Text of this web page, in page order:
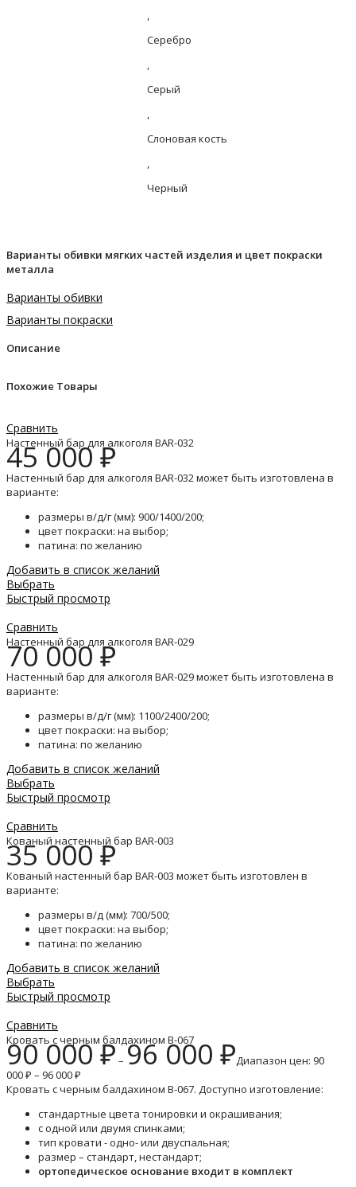
,
Серебро
,
Серый
,
Слоновая кость
,
Черный
Варианты обивки мягких частей изделия и цвет покраски
металла
Варианты обивки
Варианты покраски
Описание
Похожие Товары
Сравнить
Настенный бар для алкоголя BAR-032
45 000₽
Настенный бар для алкоголя BAR-032 может быть изготовлена в
варианте:
размеры в/д/г (мм): 900/1400/200;
цвет покраски: на выбор;
патина: по желанию
Добавить в список желаний
Выбрать
Быстрый просмотр
Сравнить
Настенный бар для алкоголя BAR-029
70 000₽
Настенный бар для алкоголя BAR-029 может быть изготовлена в
варианте:
размеры в/д/г (мм): 1100/2400/200;
цвет покраски: на выбор;
патина: по желанию
Добавить в список желаний
Выбрать
Быстрый просмотр
Сравнить
Кованый настенный бар BAR-003
35 000₽
Кованый настенный бар BAR-003 может быть изготовлен в
варианте:
размеры в/д (мм): 700/500;
цвет покраски: на выбор;
патина: по желанию
Добавить в список желаний
Выбрать
Быстрый просмотр
Сравнить
Кровать с черным балдахином B-067
90 000₽– 96 000 ₽Диапазон цен: 90
000 ₽ – 96 000 ₽
Кровать с черным балдахином B-067. Доступно изготовление:
стандартные цвета тонировки и окрашивания;
с одной или двумя спинками;
тип кровати - одно- или двуспальная;
размер – стандарт, нестандарт;
ортопедическое основание входит в комплект